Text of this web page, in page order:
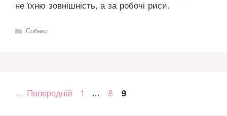
не їхню зовнішність, а за робочі риси.
Категорії
Собаки
← Попередній Сторінка
1 … Сторінка
8 Сторінка
9